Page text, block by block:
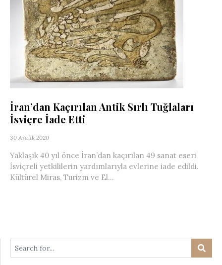
İran’dan Kaçırılan Antik Sırlı Tuğlaları
İsviçre İade Etti
30 Aralık 2020
Yaklaşık 40 yıl önce İran’dan kaçırılan 49 sanat eseri
İsviçreli yetkililerin yardımlarıyla evlerine iade edildi.
Kültürel Miras, Turizm ve El...